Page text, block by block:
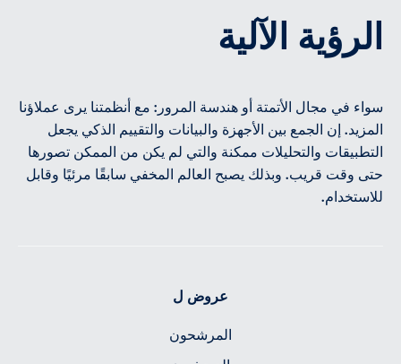
الرؤية الآلية
سواء في مجال الأتمتة أو هندسة المرور: مع أنظمتنا يرى عملاؤنا
المزيد. إن الجمع بين الأجهزة والبيانات والتقييم الذكي يجعل
التطبيقات والتحليلات ممكنة والتي لم يكن من الممكن تصورها
حتى وقت قريب. وبذلك يصبح العالم المخفي سابقًا مرئيًا وقابل
للاستخدام.
عروض ل
المرشحون